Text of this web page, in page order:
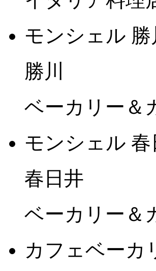
モンシェル 勝
勝川
ベーカリー＆
モンシェル 春
春日井
ベーカリー＆
カフェベーカ